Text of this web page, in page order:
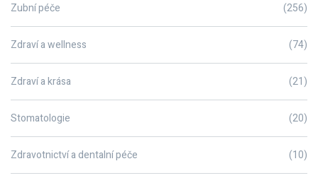
Zubní péče (256)
Zdraví a wellness (74)
Zdraví a krása (21)
Stomatologie (20)
Zdravotnictví a dentalní péče (10)